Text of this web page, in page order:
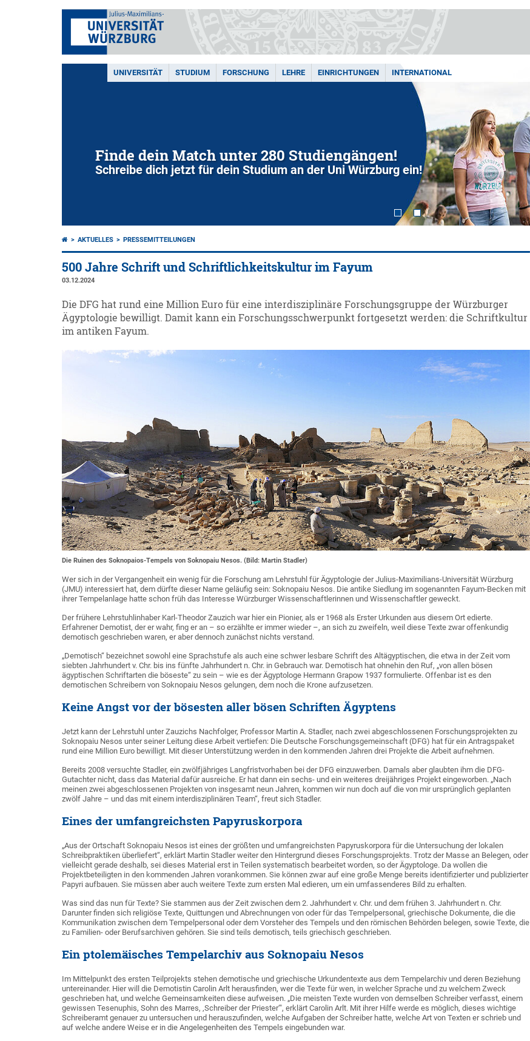
UNIVERSITÄT STUDIUM FORSCHUNG LEHRE EINRICHTUNGEN INTERNATIONAL
Finde dein Match unter 280 Studiengängen!
Schreibe dich jetzt für dein Studium an der Uni Würzburg ein!
AKTUELLES PRESSEMITTEILUNGEN
500 Jahre Schrift und Schriftlichkeitskultur im Fayum
03.12.2024
Die DFG hat rund eine Million Euro für eine interdisziplinäre Forschungsgruppe der Würzburger
Ägyptologie bewilligt. Damit kann ein Forschungsschwerpunkt fortgesetzt werden: die Schriftkultur
im antiken Fayum.
Die Ruinen des Soknopaios-Tempels von Soknopaiu Nesos. (Bild: Martin Stadler)
Wer sich in der Vergangenheit ein wenig für die Forschung am Lehrstuhl für Ägyptologie der Julius-Maximilians-Universität Würzburg
(JMU) interessiert hat, dem dürfte dieser Name geläufig sein: Soknopaiu Nesos. Die antike Siedlung im sogenannten Fayum-Becken mit
ihrer Tempelanlage hatte schon früh das Interesse Würzburger Wissenschaftlerinnen und Wissenschaftler geweckt.
Der frühere Lehrstuhlinhaber Karl-Theodor Zauzich war hier ein Pionier, als er 1968 als Erster Urkunden aus diesem Ort edierte.
Erfahrener Demotist, der er wahr, fing er an – so erzählte er immer wieder –, an sich zu zweifeln, weil diese Texte zwar offenkundig
demotisch geschrieben waren, er aber dennoch zunächst nichts verstand.
„Demotisch“ bezeichnet sowohl eine Sprachstufe als auch eine schwer lesbare Schrift des Altägyptischen, die etwa in der Zeit vom
siebten Jahrhundert v. Chr. bis ins fünfte Jahrhundert n. Chr. in Gebrauch war. Demotisch hat ohnehin den Ruf, „von allen bösen
ägyptischen Schriftarten die böseste“ zu sein – wie es der Ägyptologe Hermann Grapow 1937 formulierte. Offenbar ist es den
demotischen Schreibern von Soknopaiu Nesos gelungen, dem noch die Krone aufzusetzen.
Keine Angst vor der bösesten aller bösen Schriften Ägyptens
Jetzt kann der Lehrstuhl unter Zauzichs Nachfolger, Professor Martin A. Stadler, nach zwei abgeschlossenen Forschungsprojekten zu
Soknopaiu Nesos unter seiner Leitung diese Arbeit vertiefen: Die Deutsche Forschungsgemeinschaft (DFG) hat für ein Antragspaket
rund eine Million Euro bewilligt. Mit dieser Unterstützung werden in den kommenden Jahren drei Projekte die Arbeit aufnehmen.
Bereits 2008 versuchte Stadler, ein zwölfjähriges Langfristvorhaben bei der DFG einzuwerben. Damals aber glaubten ihm die DFG-
Gutachter nicht, dass das Material dafür ausreiche. Er hat dann ein sechs- und ein weiteres dreijähriges Projekt eingeworben. „Nach
meinen zwei abgeschlossenen Projekten von insgesamt neun Jahren, kommen wir nun doch auf die von mir ursprünglich geplanten
zwölf Jahre – und das mit einem interdisziplinären Team“, freut sich Stadler.
Eines der umfangreichsten Papyruskorpora
„Aus der Ortschaft Soknopaiu Nesos ist eines der größten und umfangreichsten Papyruskorpora für die Untersuchung der lokalen
Schreibpraktiken überliefert“, erklärt Martin Stadler weiter den Hintergrund dieses Forschungsprojekts. Trotz der Masse an Belegen, oder
vielleicht gerade deshalb, sei dieses Material erst in Teilen systematisch bearbeitet worden, so der Ägyptologe. Da wollen die
Projektbeteiligten in den kommenden Jahren vorankommen. Sie können zwar auf eine große Menge bereits identifizierter und publizierter
Papyri aufbauen. Sie müssen aber auch weitere Texte zum ersten Mal edieren, um ein umfassenderes Bild zu erhalten.
Was sind das nun für Texte? Sie stammen aus der Zeit zwischen dem 2. Jahrhundert v. Chr. und dem frühen 3. Jahrhundert n. Chr.
Darunter finden sich religiöse Texte, Quittungen und Abrechnungen von oder für das Tempelpersonal, griechische Dokumente, die die
Kommunikation zwischen dem Tempelpersonal oder dem Vorsteher des Tempels und den römischen Behörden belegen, sowie Texte, die
zu Familien- oder Berufsarchiven gehören. Sie sind teils demotisch, teils griechisch geschrieben.
Ein ptolemäisches Tempelarchiv aus Soknopaiu Nesos
Im Mittelpunkt des ersten Teilprojekts stehen demotische und griechische Urkundentexte aus dem Tempelarchiv und deren Beziehung
untereinander. Hier will die Demotistin Carolin Arlt herausfinden, wer die Texte für wen, in welcher Sprache und zu welchem Zweck
geschrieben hat, und welche Gemeinsamkeiten diese aufweisen. „Die meisten Texte wurden von demselben Schreiber verfasst, einem
gewissen Tesenuphis, Sohn des Marres, ‚Schreiber der Priester‘", erklärt Carolin Arlt. Mit ihrer Hilfe werde es möglich, dieses wichtige
Schreiberamt genauer zu untersuchen und herauszufinden, welche Aufgaben der Schreiber hatte, welche Art von Texten er schrieb und
auf welche andere Weise er in die Angelegenheiten des Tempels eingebunden war.